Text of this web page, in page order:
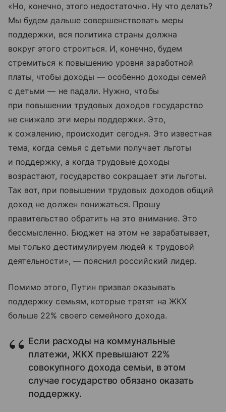
«Но, конечно, этого недостаточно. Ну что делать?
Мы будем дальше совершенствовать меры
поддержки, вся политика страны должна
вокруг этого строиться. И, конечно, будем
стремиться к повышению уровня заработной
платы, чтобы доходы — особенно доходы семей
с детьми — не падали. Нужно, чтобы
при повышении трудовых доходов государство
не снижало эти меры поддержки. Это,
к сожалению, происходит сегодня. Это известная
тема, когда семья с детьми получает льготы
и поддержку, а когда трудовые доходы
возрастают, государство сокращает эти льготы.
Так вот, при повышении трудовых доходов общий
доход не должен понижаться. Прошу
правительство обратить на это внимание. Это
бессмысленно. Бюджет на этом не зарабатывает,
мы только дестимулируем людей к трудовой
деятельности», — пояснил российский лидер.
Помимо этого, Путин призвал оказывать
поддержку семьям, которые тратят на ЖКХ
больше 22% своего семейного дохода.
Если расходы на коммунальные
платежи, ЖКХ превышают 22%
совокупного дохода семьи, в этом
случае государство обязано оказать
поддержку.